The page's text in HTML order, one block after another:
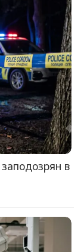
в